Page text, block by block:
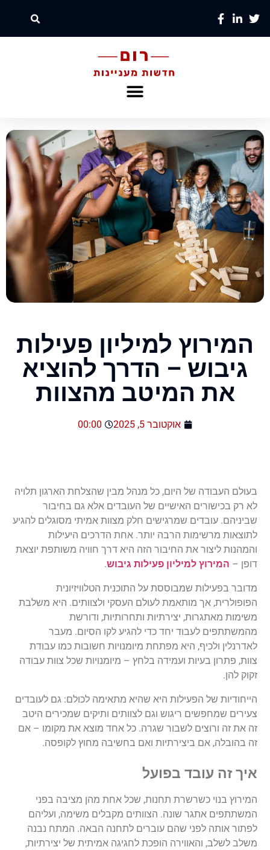
המירוץ למיליון פעילות
גיבוש – הדרך להוציא
את המיטב מהצוות
אוקטובר 5, 2025 00:00
בעולם העבודה של היום, כל מנהל מבין שהצלחת הארגון תלויה
לא רק בכישורים האישיים של העובדים אלא גם בחיבור
שביניהם. עובדים שמרגישים חלק מצוות אמיתי מסוגלים להגיע
לתוצאות מרשימות הרבה יותר. אחת הדרכים היעילות
והמהנות ליצור את החיבור הזה היא דרך חוויה משותפת יוצאת
דופן – המירוץ למיליון פעילות גיבוש.
מדובר בפעילות שמבוססת על התוכנית הטלוויזיונית
הפופולרית, אך מותאמת לעולם העסקי ולצוותים. היא משלבת
משימות מאתגרות, יצירתיות ותחרותיות, ודורשת
מהמשתתפים לעבוד יחד כדי להגיע לקו הסיום. מעבר
לאדרנלין ולכיף, היא מפתחת מיומנויות חשובות כמו עבודת
צוות, פתרון בעיות ועמידה בלחץ – מיומנויות שכל צוות עבודה
זקוק להן.
הייחודיות של הפעילות היא שהיא מתאימה לכולם: גם לעובדים
צעירים שמחפשים ריגוש וגם לצוותים ותיקים שמכירים היטב
זה את זה ורוצים לשבור שגרה. כל אחד מוצא את מקומו – אם
זה בהובלה, אם ביצירתיות ואם בחשיבה מחוץ לקופסה.
איך זה עובד בפועל
המירוץ בנוי כשרשרת תחנות, שכל אחת מהן מציבה בפני
המשתתפים אתגר שונה. הצוותים מקבלים משימה, ועליהם
לפתור אותה לפני שהם עוברים לתחנה הבאה. המתח נבנה
משלב לשלב, והאווירה הופכת לחגיגה אמיתית של יצירתיות,